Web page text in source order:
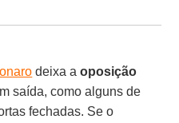
deixa aoposição
saída, como alguns de
fechadas. Se o